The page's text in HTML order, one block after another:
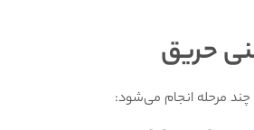
حریق
مرحله انجام می‌شود: